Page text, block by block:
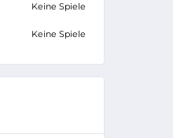
Keine Spiele
Keine Spiele